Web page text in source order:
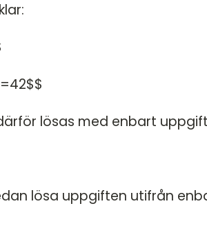
lösas med enbart
lösa uppgiften utifrån